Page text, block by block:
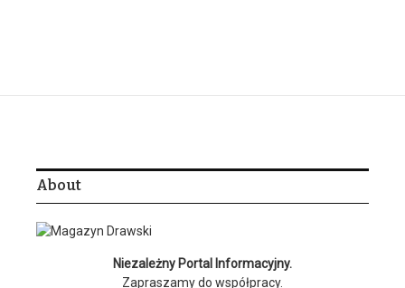
About
Niezależny Portal Informacyjny.
Zapraszamy do współpracy.